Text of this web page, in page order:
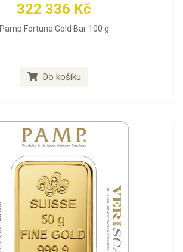
322 336 Kč
Pamp Fortuna Gold Bar 100 g
Do košíku